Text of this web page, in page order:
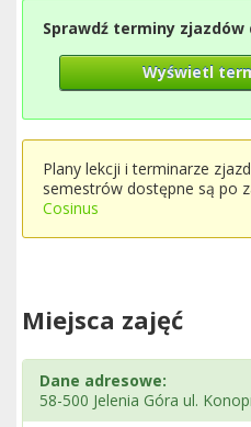
Sprawdź terminy zjazdów
Wyświetl
Plany lekcji i terminarze
semestrów dostępne są po
Cosinus
Miejsca zajęć
Dane adresowe:
58-500 Jelenia Góra ul.